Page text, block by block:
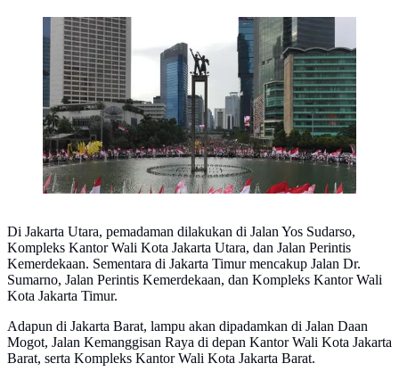
Parade Kebudayaan di Bundaran HI
Di Jakarta Utara, pemadaman dilakukan di Jalan Yos Sudarso,
Kompleks Kantor Wali Kota Jakarta Utara, dan Jalan Perintis
Kemerdekaan. Sementara di Jakarta Timur mencakup Jalan Dr.
Sumarno, Jalan Perintis Kemerdekaan, dan Kompleks Kantor Wali
Kota Jakarta Timur.
Adapun di Jakarta Barat, lampu akan dipadamkan di Jalan Daan
Mogot, Jalan Kemanggisan Raya di depan Kantor Wali Kota Jakarta
Barat, serta Kompleks Kantor Wali Kota Jakarta Barat.